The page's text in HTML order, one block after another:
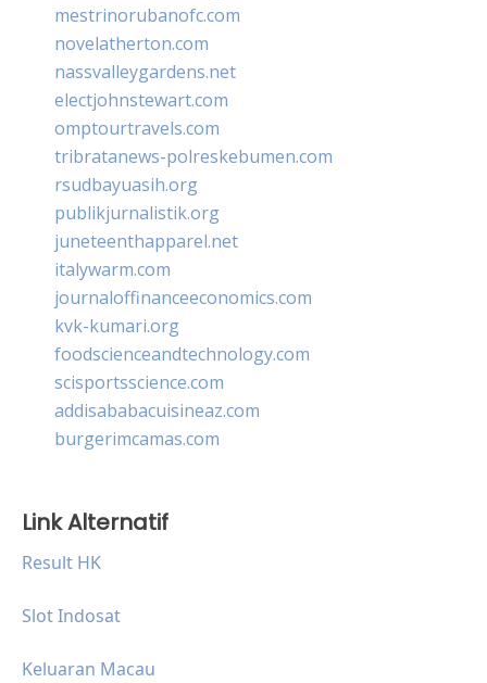
mestrinorubanofc.com
novelatherton.com
nassvalleygardens.net
electjohnstewart.com
omptourtravels.com
tribratanews-polreskebumen.com
rsudbayuasih.org
publikjurnalistik.org
juneteenthapparel.net
italywarm.com
journaloffinanceeconomics.com
kvk-kumari.org
foodscienceandtechnology.com
scisportsscience.com
addisababacuisineaz.com
burgerimcamas.com
Link Alternatif
Result HK
Slot Indosat
Keluaran Macau